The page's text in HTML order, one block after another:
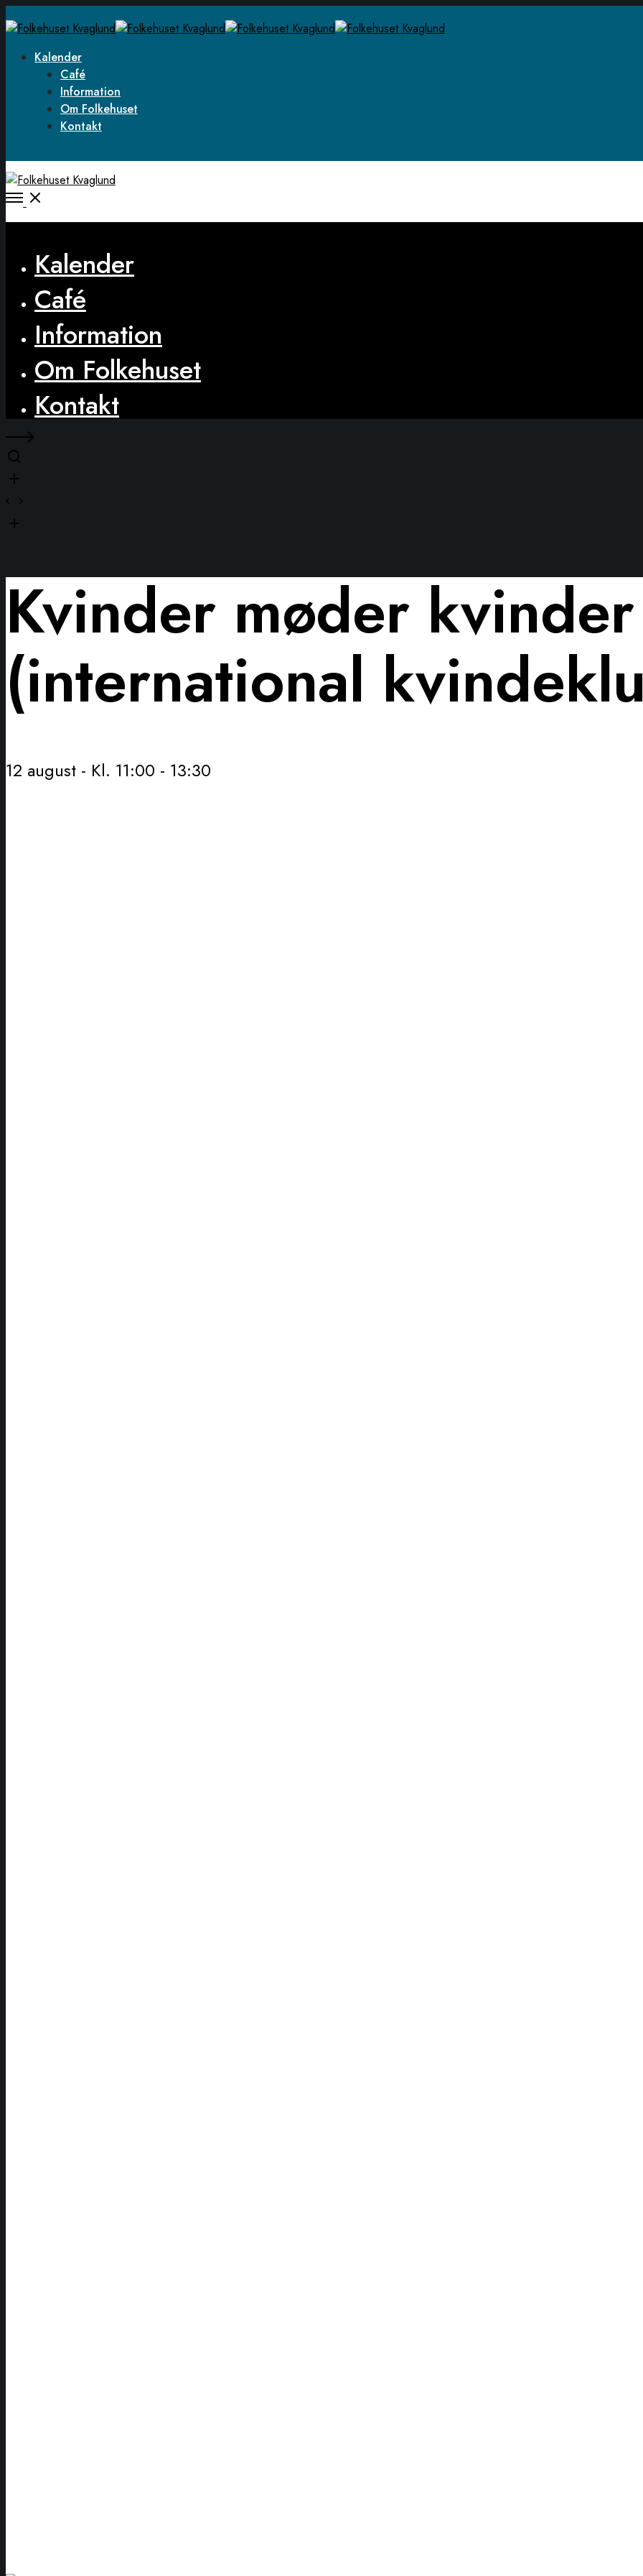
Kalender
Café
Information
Om Folkehuset
Kontakt
Open
Kalender
Café
Information
Om Folkehuset
Kontakt
Kvinder møder kvinder
(international
12 august - Kl. 11:00 - 13:30